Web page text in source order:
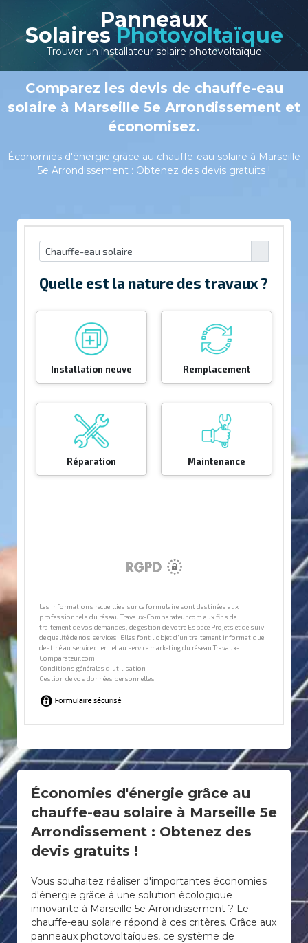
Panneaux
Solaires Photovoltaïque
Trouver un installateur solaire photovoltaïque
Comparez les devis de chauffe-eau
solaire à Marseille 5e Arrondissement et
économisez.
Économies d'énergie grâce au chauffe-eau solaire à Marseille
5e Arrondissement : Obtenez des devis gratuits !
Économies d'énergie grâce au
chauffe-eau solaire à Marseille 5e
Arrondissement : Obtenez des
devis gratuits !
Vous souhaitez réaliser d'importantes économies
d'énergie grâce à une solution écologique
innovante à Marseille 5e Arrondissement ? Le
chauffe-eau solaire répond à ces critères. Grâce aux
panneaux photovoltaïques, ce système de